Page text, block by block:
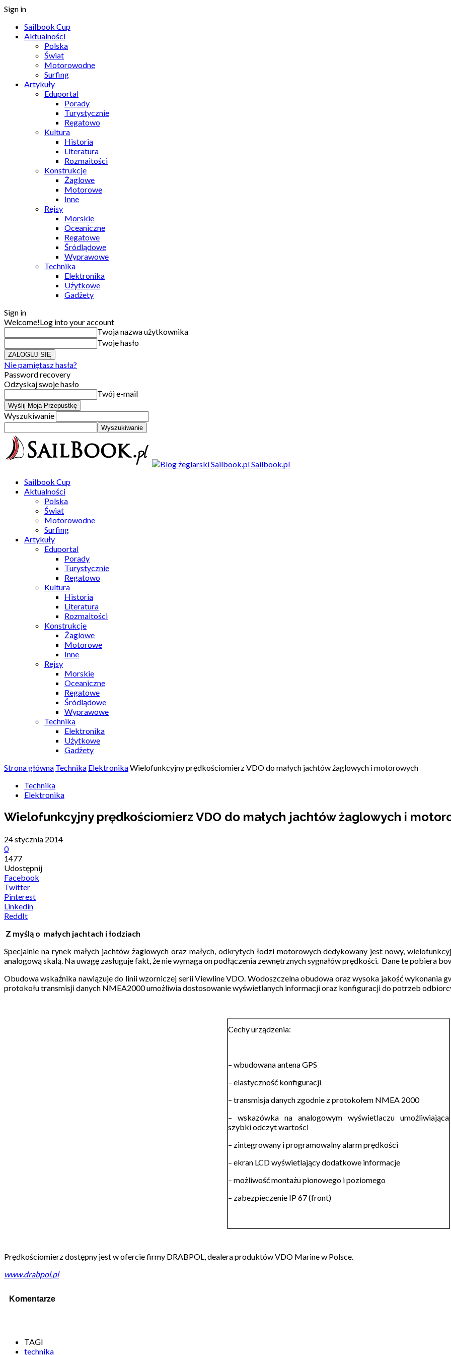
Sign in
Sailbook Cup
Aktualności
Polska
Świat
Motorowodne
Surfing
Artykuły
Eduportal
Porady
Turystycznie
Regatowo
Kultura
Historia
Literatura
Rozmaitości
Konstrukcje
Żaglowe
Motorowe
Inne
Rejsy
Morskie
Oceaniczne
Regatowe
Śródlądowe
Wyprawowe
Technika
Elektronika
Użytkowe
Gadżety
Sign in
Welcome!Log into your account
Twoja nazwa użytkownika
Twoje hasło
Nie pamiętasz hasła?
Password recovery
Odzyskaj swoje hasło
Twój e-mail
Wyszukiwanie
Sailbook.pl
Sailbook Cup
Aktualności
Polska
Świat
Motorowodne
Surfing
Artykuły
Eduportal
Porady
Turystycznie
Regatowo
Kultura
Historia
Literatura
Rozmaitości
Konstrukcje
Żaglowe
Motorowe
Inne
Rejsy
Morskie
Oceaniczne
Regatowe
Śródlądowe
Wyprawowe
Technika
Elektronika
Użytkowe
Gadżety
Strona główna Technika ElektronikaWielofunkcyjny prędkościomierz VDO do małych jachtów żaglowych i motorowych
Technika
Elektronika
Wielofunkcyjny prędkościomierz VDO do małych jachtów żaglowych i
24 stycznia 2014
0
1477
Udostępnij
Facebook
Twitter
Pinterest
Linkedin
ReddIt
Z myślą o małych jachtach i łodziach
Specjalnie na rynek małych jachtów żaglowych oraz małych, odkrytych łodzi motorowych dedykowany jest nowy,
analogową skalą. Na uwagę zasługuje fakt, że nie wymaga on podłączenia zewnętrznych sygnałów prędkości. Dane te pobiera
Obudowa wskaźnika nawiązuje do linii wzorniczej serii Viewline VDO. Wodoszczelna obudowa oraz wysoka jakość wykonania
protokołu transmisji danych NMEA2000 umożliwia dostosowanie wyświetlanych informacji oraz konfiguracji do potrzeb
Cechy urządzenia:
– wbudowana antena GPS
– elastyczność konfiguracji
– transmisja danych zgodnie z protokołem NMEA 2000
– wskazówka na analogowym wyświetlaczu umożliwiająca
szybki odczyt wartości
– zintegrowany i programowalny alarm prędkości
– ekran LCD wyświetlający dodatkowe informacje
– możliwość montażu pionowego i poziomego
– zabezpieczenie IP 67 (front)
Prędkościomierz dostępny jest w ofercie firmy DRABPOL, dealera produktów VDO Marine w Polsce.
www.drabpol.pl
Komentarze
TAGI
technika